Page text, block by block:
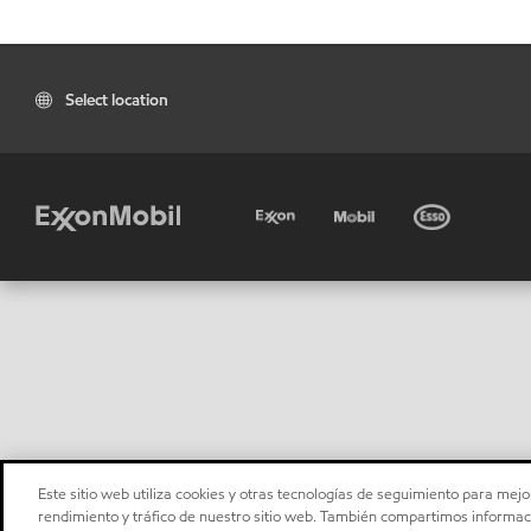
Select location
Este sitio web utiliza cookies y otras tecnologías de seguimiento para
rendimiento y tráfico de nuestro sitio web. También compartimos